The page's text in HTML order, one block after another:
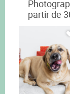
partir de